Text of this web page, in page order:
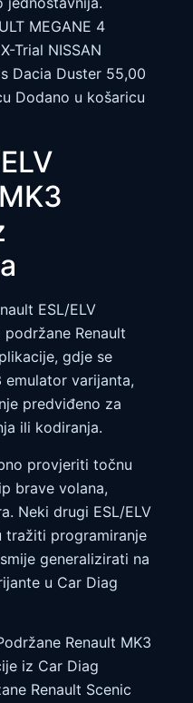
MEGANE 4
Trial NISSAN
Dacia Duster 55,00
Dodano u košaricu
ESL/ELV
Renault
gdje se
varijanta,
predviđeno za
ili kodiranja.
provjeriti točnu
brave volana,
Neki drugi ESL/ELV
tražiti programiranje
generalizirati na
u Car Diag
Renault MK3
iz Car Diag
Renault Scenic